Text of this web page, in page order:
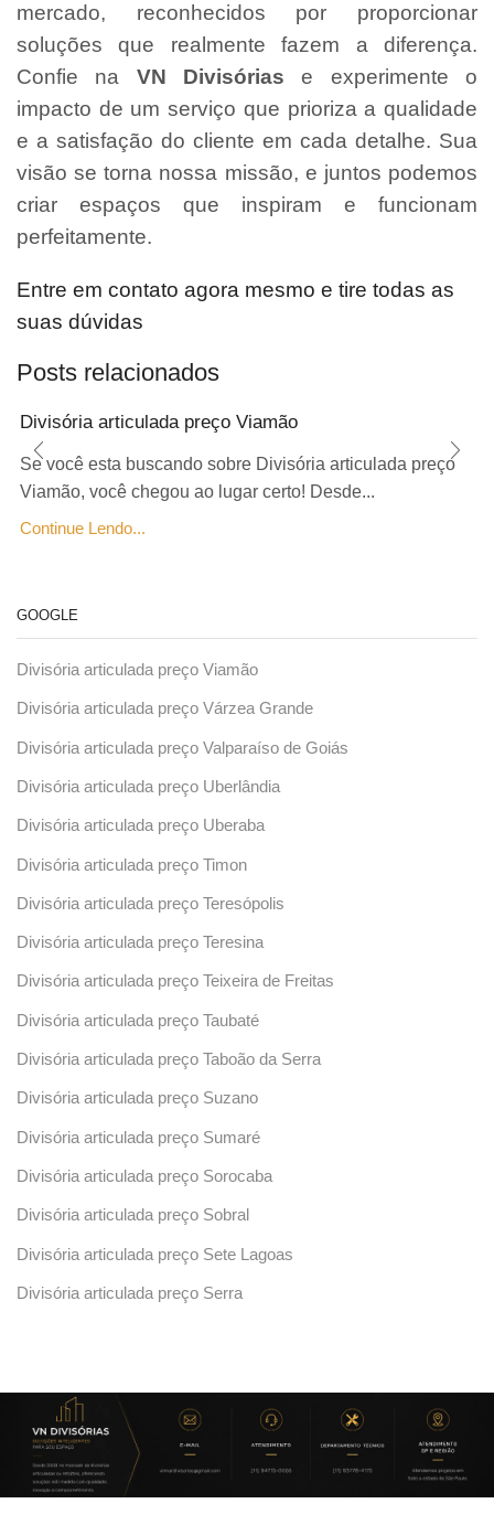
mercado, reconhecidos por proporcionar
soluções que realmente fazem a diferença.
Confie na VN Divisórias e experimente o
impacto de um serviço que prioriza a qualidade
e a satisfação do cliente em cada detalhe. Sua
visão se torna nossa missão, e juntos podemos
criar espaços que inspiram e funcionam
perfeitamente.
Entre em contato agora mesmo e tire todas as
suas dúvidas
Posts relacionados
Divisória articulada preço Viamão
Se você esta buscando sobre Divisória articulada preço
Viamão, você chegou ao lugar certo! Desde...
Continue Lendo...
GOOGLE
Divisória articulada preço Viamão
Divisória articulada preço Várzea Grande
Divisória articulada preço Valparaíso de Goiás
Divisória articulada preço Uberlândia
Divisória articulada preço Uberaba
Divisória articulada preço Timon
Divisória articulada preço Teresópolis
Divisória articulada preço Teresina
Divisória articulada preço Teixeira de Freitas
Divisória articulada preço Taubaté
Divisória articulada preço Taboão da Serra
Divisória articulada preço Suzano
Divisória articulada preço Sumaré
Divisória articulada preço Sorocaba
Divisória articulada preço Sobral
Divisória articulada preço Sete Lagoas
Divisória articulada preço Serra